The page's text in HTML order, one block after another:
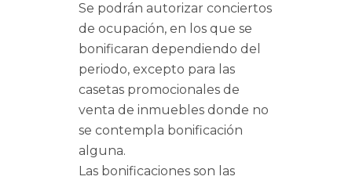
Se podrán autorizar conciertos
de ocupación, en los que se
bonificaran dependiendo del
periodo, excepto para las
casetas promocionales de
venta de inmuebles donde no
se contempla bonificación
alguna.
Las bonificaciones son las